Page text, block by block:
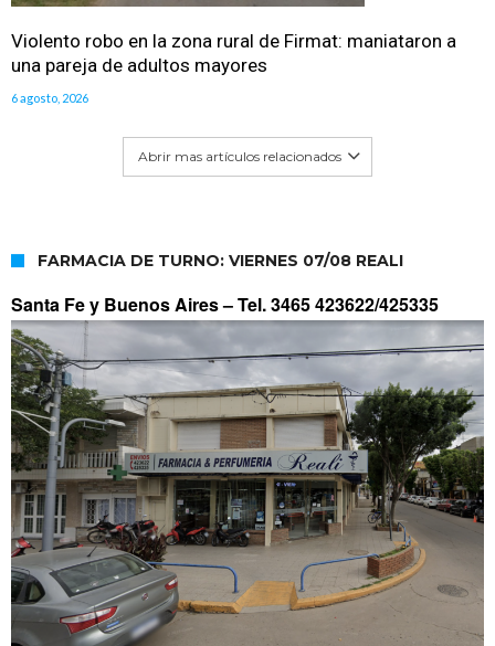
Violento robo en la zona rural de Firmat: maniataron a
una pareja de adultos mayores
6 agosto, 2026
Abrir mas artículos relacionados
FARMACIA DE TURNO: VIERNES 07/08 REALI
Santa Fe y Buenos Aires –Tel. 3465 423622/425335